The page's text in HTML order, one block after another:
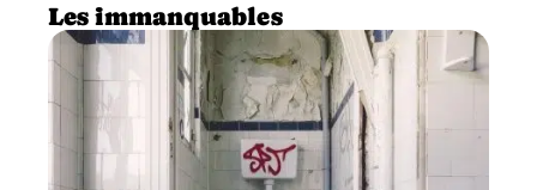
Les immanquables